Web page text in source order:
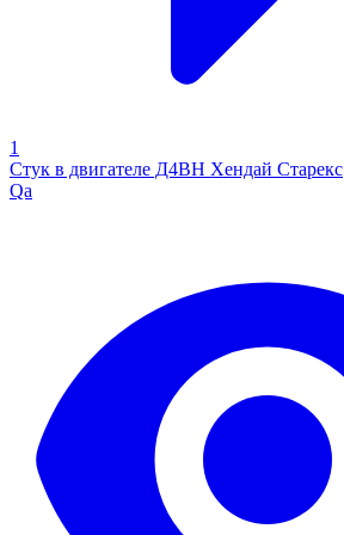
1
Стук в двигателе Д4ВН Хендай Старекс
Qa